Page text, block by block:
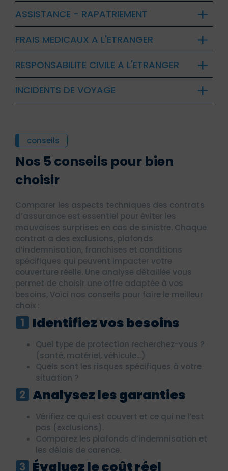
ASSISTANCE - RAPATRIEMENT
FRAIS MEDICAUX A L'ETRANGER
RESPONSABILITE CIVILE A L'ETRANGER
INCIDENTS DE VOYAGE
conseils
Nos 5 conseils pour bien
choisir
Comparer les aspects techniques des contrats
d’assurance est essentiel pour éviter les
mauvaises surprises en cas de sinistre. Chaque
contrat a des exclusions, plafonds
d’indemnisation, franchises et conditions
spécifiques qui peuvent impacter votre
couverture réelle. Une analyse détaillée vous
permet de choisir une offre adaptée à vos
besoins, Voici nos conseils pour faire le meilleur
choix :
Identifiez vos besoins
Quel type de protection recherchez-vous ?
(santé, matériel, véhicule…)
Quels sont les risques spécifiques à votre
situation ?
Analysez les garanties
Vérifiez ce qui est couvert et ce qui ne l’est
pas (exclusions).
Comparez les plafonds d’indemnisation et
les délais de carence.
Évaluez le coût réel